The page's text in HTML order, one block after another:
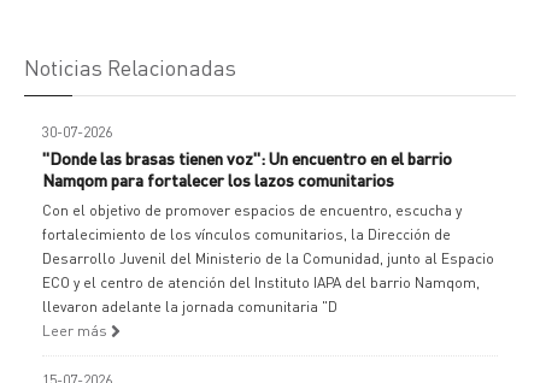
Noticias Relacionadas
30-07-2026
"Donde las brasas tienen voz": Un encuentro en el barrio
Namqom para fortalecer los lazos comunitarios
Con el objetivo de promover espacios de encuentro, escucha y
fortalecimiento de los vínculos comunitarios, la Dirección de
Desarrollo Juvenil del Ministerio de la Comunidad, junto al Espacio
ECO y el centro de atención del Instituto IAPA del barrio Namqom,
llevaron adelante la jornada comunitaria "D
Leer más